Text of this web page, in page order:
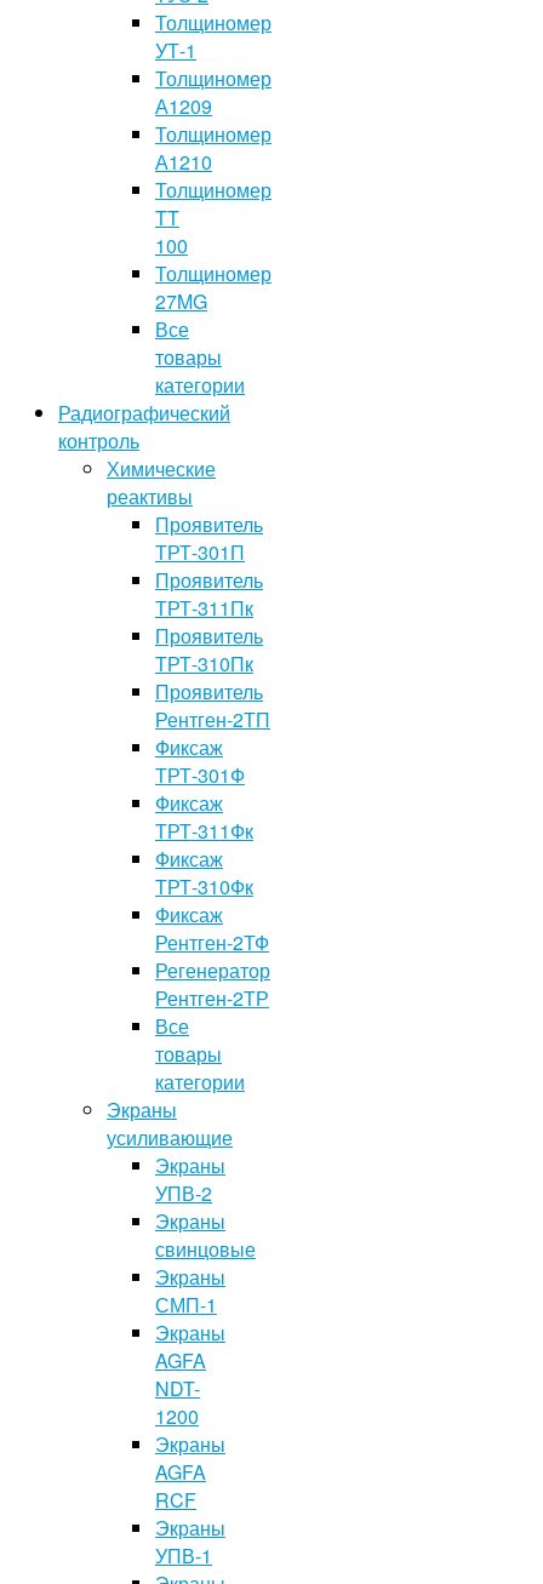
Толщиномер
УТ-1
Толщиномер
А1209
Толщиномер
А1210
Толщиномер
TT
100
Толщиномер
27MG
Все
товары
категории
Радиографический
контроль
Химические
реактивы
Проявитель
ТРТ-301П
Проявитель
ТРТ-311Пк
Проявитель
ТРТ-310Пк
Проявитель
Рентген-2ТП
Фиксаж
ТРТ-301Ф
Фиксаж
ТРТ-311Фк
Фиксаж
ТРТ-310Фк
Фиксаж
Рентген-2ТФ
Регенератор
Рентген-2ТР
Все
товары
категории
Экраны
усиливающие
Экраны
УПВ-2
Экраны
свинцовые
Экраны
СМП-1
Экраны
AGFA
NDT-
1200
Экраны
AGFA
RCF
Экраны
УПВ-1